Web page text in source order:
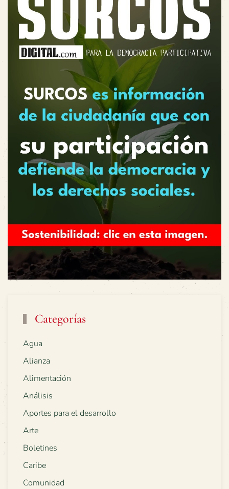
Categorías
Agua
Alianza
Alimentación
Análisis
Aportes para el desarrollo
Arte
Boletines
Caribe
Comunidad